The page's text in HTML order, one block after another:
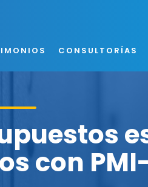
con
CONSULTORÍAS